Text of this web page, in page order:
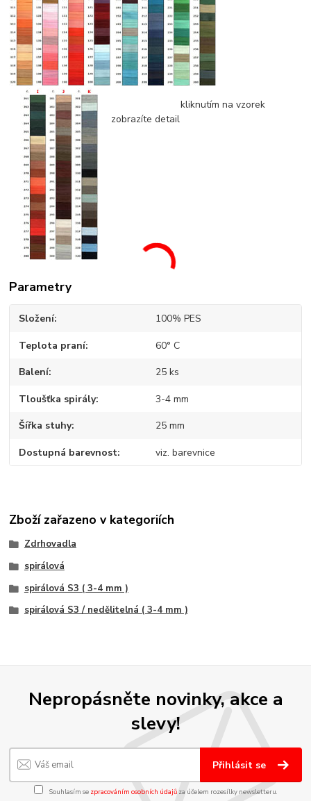
kliknutím na vzorek
zobrazíte detail
Parametry
Složení 100% PES
Teplota praní 60° C
Balení 25 ks
Tloušťka spirály 3-4 mm
Šířka stuhy 25 mm
Dostupná barevnost viz. barevnice
Zboží zařazeno v kategoriích
Zdrhovadla
spirálová
spirálová S3 ( 3-4 mm )
spirálová S3 / nedělitelná ( 3-4 mm )
Nepropásněte novinky, akce a
slevy!
Přihlásit se
Souhlasím se zpracováním osobních údajůza účelem rozesílky newsletteru.